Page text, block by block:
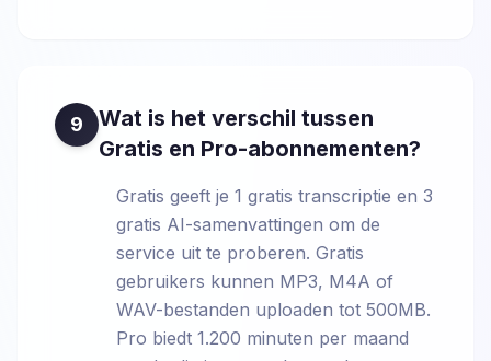
9
Wat is het verschil tussen
Gratis en Pro-abonnementen?
Gratis geeft je 1 gratis transcriptie en 3
gratis AI-samenvattingen om de
service uit te proberen. Gratis
gebruikers kunnen MP3, M4A of
WAV-bestanden uploaden tot 500MB.
Pro biedt 1.200 minuten per maand